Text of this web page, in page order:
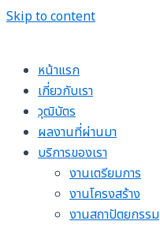
Skip to content
หน้าแรก
เกี่ยวกับเรา
วุฒิบัตร
ผลงานที่ผ่านมา
บริการของเรา
งานเตรียมการ
งานโครงสร้าง
งานสถาปัตยกรรม